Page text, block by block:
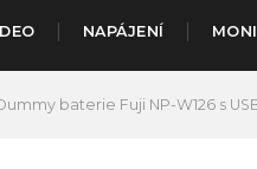
NAPÁJENÍ
baterie Fuji NP-W126 s